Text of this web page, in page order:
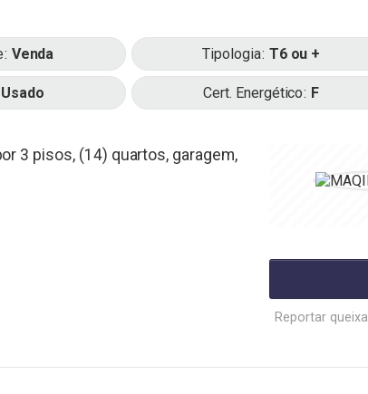
Venda Tipologia T6 ou +
Usado Cert. Energético F
3 pisos, (14) quartos, garagem,
Reportar queixa